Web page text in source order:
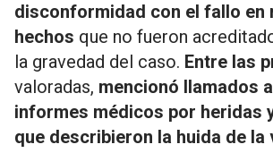
disconformidad con el fallo en
hechos que no fueron
la gravedad del caso. Entre las
valoradas, mencionó llamados
informes médicos por heridas
que describieron la huida de la